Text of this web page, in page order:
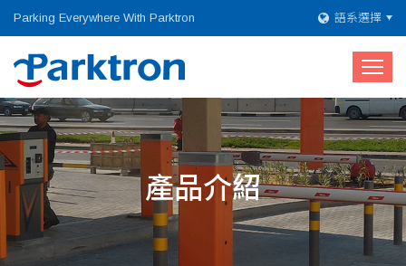
Parking Everywhere With Parktron 語系選擇
產品介紹